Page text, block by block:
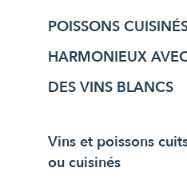
POISSONS
HARMONIEUX
DES VINS BLANCS
Vins et poissons
ou cuisinés